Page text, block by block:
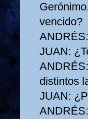
vencido?
ANDRÉS:
JUAN:
ANDRÉS:
distintos
JUAN:
ANDRÉS: